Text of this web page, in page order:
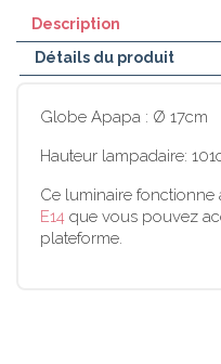
Description
Détails du produit
Globe Apapa : Ø 17cm
Hauteur lampadaire:
Ce luminaire fonctionne
E14 que vous pouvez
plateforme.